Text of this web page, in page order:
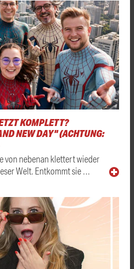
KOMPLETT?
NEW DAY" (ACHTUNG:
von nebenan klettert wieder
Welt. Entkommt sie …